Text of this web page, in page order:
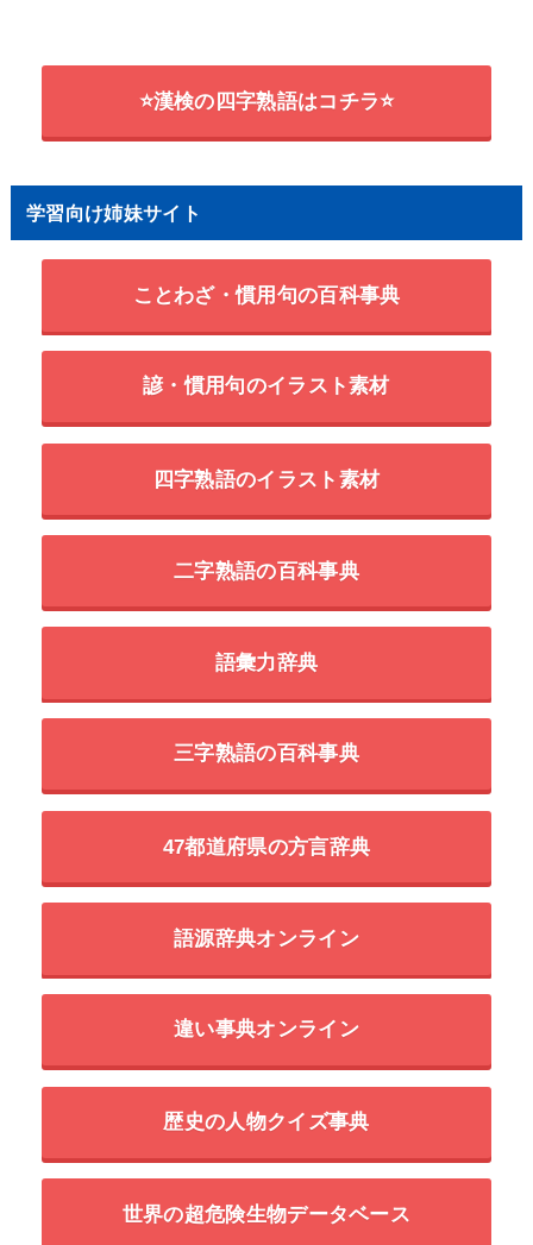
⭐漢検の四字熟語はコチラ⭐
学習向け姉妹サイト
ことわざ・慣用句の百科事典
諺・慣用句のイラスト素材
四字熟語のイラスト素材
二字熟語の百科事典
語彙力辞典
三字熟語の百科事典
47都道府県の方言辞典
語源辞典オンライン
違い事典オンライン
歴史の人物クイズ事典
世界の超危険生物データベース